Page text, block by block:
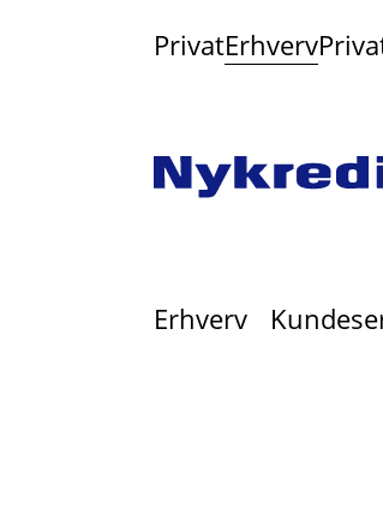
PrivatErhverv
Erhverv